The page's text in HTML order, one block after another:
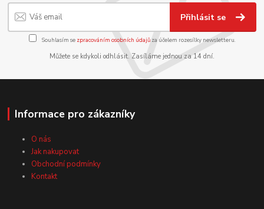
Přihlásit se
Souhlasím se zpracováním osobních údajůza účelem rozesílky newsletteru.
Můžete se kdykoli odhlásit. Zasíláme jednou za 14 dní.
Informace pro zákazníky
O nás
Jak nakupovat
Obchodní podmínky
Kontakt